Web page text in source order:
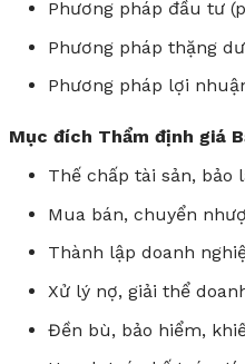
Phương pháp đầu tư
Phương pháp thặng
Phương pháp lợi
Mục đích Thẩm định giá
Thế chấp tài sản, bảo
Mua bán, chuyển
Thành lập doanh
Xử lý nợ, giải thể
Đền bù, bảo hiểm,